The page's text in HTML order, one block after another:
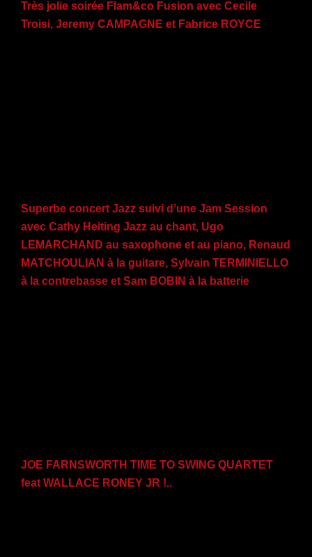
Très jolie soirée Flam&co Fusion avec Cecile
Troisi, Jeremy CAMPAGNE et Fabrice ROYCE
Superbe concert Jazz suivi d’une Jam Session
avec Cathy Heiting Jazz au chant, Ugo
LEMARCHAND au saxophone et au piano, Renaud
MATCHOULIAN à la guitare, Sylvain TERMINIELLO
à la contrebasse et Sam BOBIN à la batterie
JOE FARNSWORTH TIME TO SWING QUARTET
feat WALLACE RONEY JR !..